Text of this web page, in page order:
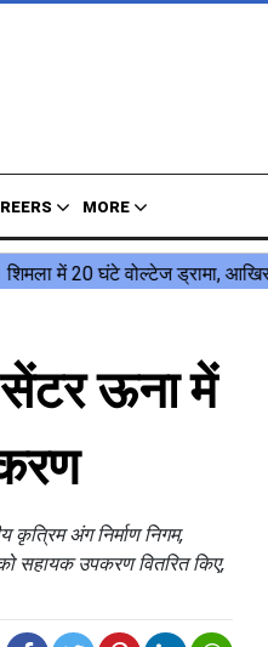
MORE
सेंटर ऊना में
कृत्रिम अंग निर्माण निगम,
सहायक उपकरण वितरित किए,